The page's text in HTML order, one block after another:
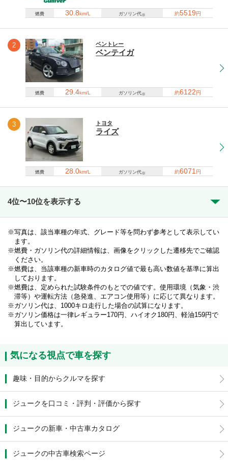
燃費 30.8km/L ガソリン代※ 約5519円
2 ベントレー
ベンテイガ
燃費 29.4km/L ガソリン代※ 約6122円
3 トヨタ
ライズ
燃費 28.0km/L ガソリン代※ 約6071円
4位〜10位を表示する
写真は、該当車種の年式、グレード等を問わず参考として表示してい
ます。
燃費・ガソリン代の詳細情報は、画像をクリックした遷移先でご確認
ください。
燃費は、当該車種の新車時のカタログ値で最も高い数値を基準に算出
しております。
燃費は、定められた試験条件のもとでの値です。使用環境（気象・渋
滞等）や運転方法（急発進、エアコン使用等）に応じて異なります。
ガソリン代は、1000キロ走行した場合の試算になります。
ガソリン価格は一律レギュラー170円、ハイオク180円、軽油159円で
算出しています。
気になる視点で車を探す
趣味・目的からクルマを探す
ジュークを口コミ・評判・評価から探す
ジュークの新車・中古車カタログ
ジュークの中古車検索ページ